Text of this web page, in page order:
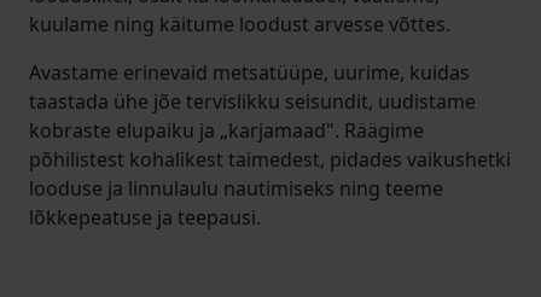
kuulame ning käitume loodust arvesse võttes.
Avastame erinevaid metsatüüpe, uurime, kuidas
taastada ühe jõe tervislikku seisundit, uudistame
kobraste elupaiku ja „karjamaad". Räägime
põhilistest kohalikest taimedest, pidades vaikushetki
looduse ja linnulaulu nautimiseks ning teeme
lõkkepeatuse ja teepausi.